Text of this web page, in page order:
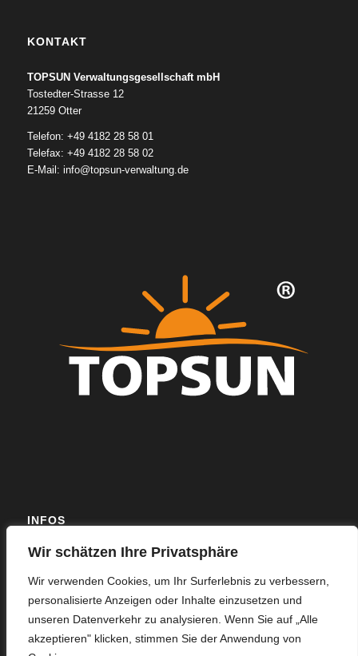
Wir schätzen Ihre Privatsphäre
Wir verwenden Cookies, um Ihr Surferlebnis zu verbessern,
personalisierte Anzeigen oder Inhalte einzusetzen und
unseren Datenverkehr zu analysieren. Wenn Sie auf „Alle
akzeptieren" klicken, stimmen Sie der Anwendung von
KONTAKT
TOPSUN Verwaltungsgesellschaft mbH
Tostedter-Strasse 12
21259 Otter
Telefon: +49 4182 28 58 01
Telefax: +49 4182 28 58 02
E-Mail: info@topsun-verwaltung.de
INFOS
Mit langjähriger Erfahrung und individuell abgestimmten
Betriebsführung Ihrer Photovoltaikanlage.